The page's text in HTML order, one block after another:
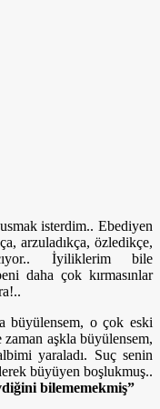
isterdim.. Ebediyen
arzuladıkça, özledikçe,
İyiliklerim bile
daha çok kırmasınlar
büyülensem, o çok eski
aşkla büyülensem,
yaraladı. Suç senin
büyüyen boşlukmuş..
bilememekmiş”